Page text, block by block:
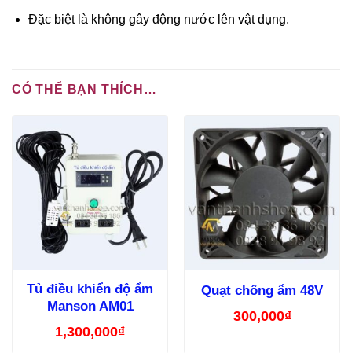
Đặc biệt là không gây động nước lên vật dụng.
CÓ THỂ BẠN THÍCH…
Tủ điều khiển độ ẩm
Manson AM01
1,300,000₫
Quạt chống ẩm 48V
300,000₫